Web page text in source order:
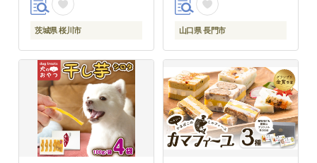
茨城県 桜川市 山口県 長門市